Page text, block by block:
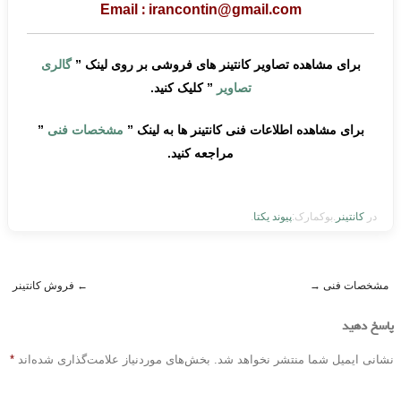
Email : irancontin@gmail.com
برای مشاهده تصاویر کانتینر های فروشی بر روی لینک ”گالری
تصاویر ” کلیک کنید.
برای مشاهده اطلاعات فنی کانتینر ها به لینک ” مشخصات فنی ”
مراجعه کنید.
در کانتینر .بوکمارک:پیوند یکتا.
← فروش کانتینر مشخصات فنی →
پاسخ دهید
نشانی ایمیل شما منتشر نخواهد شد. بخش‌های موردنیاز علامت‌گذاری شده‌اند *